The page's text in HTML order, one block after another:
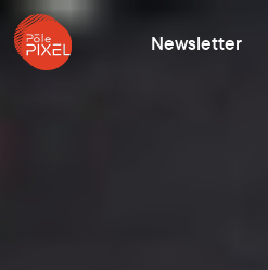
Newsletter